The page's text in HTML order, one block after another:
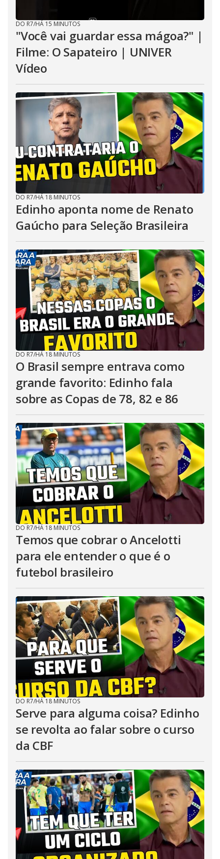
DO R7/HÁ 15 MINUTOS
"Você vai guardar essa mágoa?" |
Filme: O Sapateiro | UNIVER
Vídeo
DO R7/HÁ 18 MINUTOS
Edinho aponta nome de Renato
Gaúcho para Seleção Brasileira
DO R7/HÁ 18 MINUTOS
O Brasil sempre entrava como
grande favorito: Edinho fala
sobre as Copas de 78, 82 e 86
DO R7/HÁ 18 MINUTOS
Temos que cobrar o Ancelotti
para ele entender o que é o
futebol brasileiro
DO R7/HÁ 18 MINUTOS
Serve para alguma coisa? Edinho
se revolta ao falar sobre o curso
da CBF